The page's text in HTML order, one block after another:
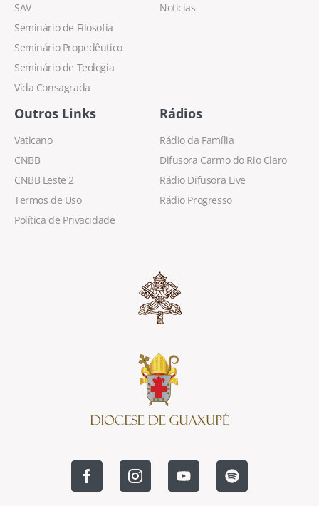
SAV
Seminário de Filosofia
Seminário Propedêutico
Seminário de Teologia
Vida Consagrada
Noticias
Outros Links
Vaticano
CNBB
CNBB Leste 2
Termos de Uso
Política de Privacidade
Rádios
Rádio da Família
Difusora Carmo do Rio Claro
Rádio Difusora Live
Rádio Progresso